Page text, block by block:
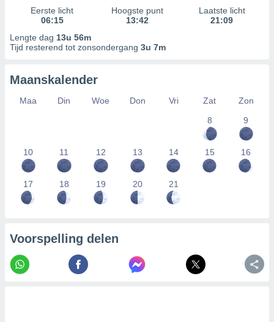
Eerste licht
06:15
Hoogste punt
13:42
Laatste licht
21:09
Lengte dag 13u 56m
Tijd resterend tot zonsondergang 3u 7m
Maanskalender
Maa Din Woe Don Vri Zat
Zon
8
9
10 11 12 13 14 15 16
17 18 19 20 21
Voorspelling delen